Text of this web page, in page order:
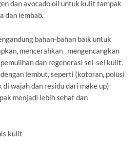
dan avocado oil untuk kulit tampak
dan lembab.
bahan-bahan baik untuk
mencerahkan , mengencangkan
dan regenerasi sel-sel kulit,
lembut, seperti (kotoran, polusi
wajah dan residu dari make up)
menjadi lebih sehat dan
kulit